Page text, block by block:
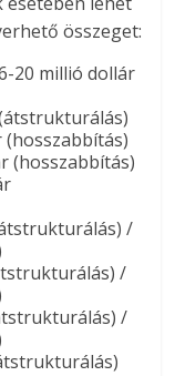
összeget:
20 millió dollár
(hosszabbítás)
/
/
/